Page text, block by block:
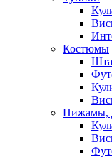
Костюмы
Пижамы,